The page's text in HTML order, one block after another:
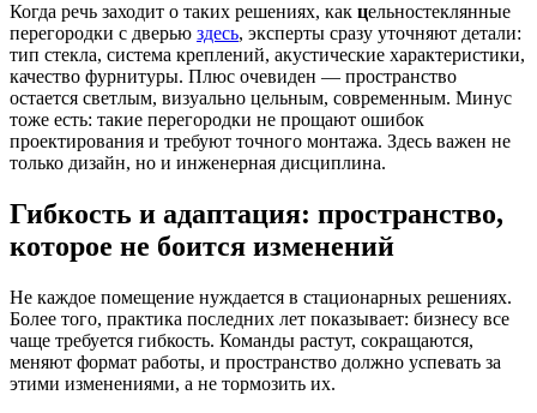
Когда речь заходит о таких решениях, как цельностеклянные
перегородки с дверью здесь, эксперты сразу уточняют детали:
тип стекла, система креплений, акустические характеристики,
качество фурнитуры. Плюс очевиден — пространство
остается светлым, визуально цельным, современным. Минус
тоже есть: такие перегородки не прощают ошибок
проектирования и требуют точного монтажа. Здесь важен не
только дизайн, но и инженерная дисциплина.
Гибкость и адаптация: пространство,
которое не боится изменений
Не каждое помещение нуждается в стационарных решениях.
Более того, практика последних лет показывает: бизнесу все
чаще требуется гибкость. Команды растут, сокращаются,
меняют формат работы, и пространство должно успевать за
этими изменениями, а не тормозить их.